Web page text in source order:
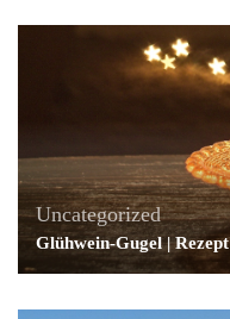
Uncategorized
Glühwein-Gugel | Rezept